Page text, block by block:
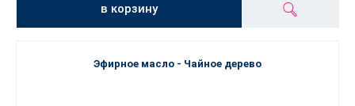
в корзину
Эфирное масло - Чайное дерево